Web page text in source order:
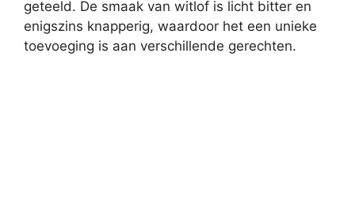
geteeld. De smaak van witlof is licht bitter en
enigszins knapperig, waardoor het een unieke
toevoeging is aan verschillende gerechten.